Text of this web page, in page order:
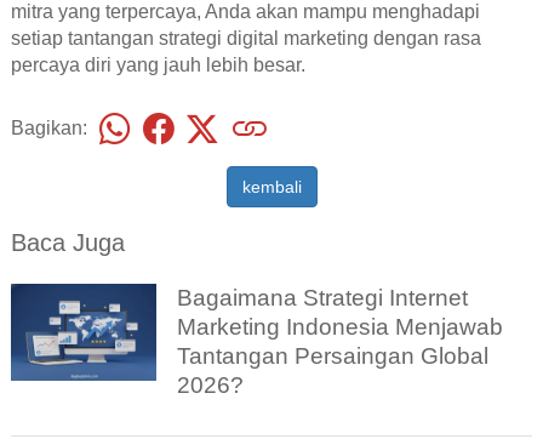
mitra yang terpercaya, Anda akan mampu menghadapi
setiap tantangan strategi digital marketing dengan rasa
percaya diri yang jauh lebih besar.
Bagikan:
kembali
Baca Juga
Bagaimana Strategi Internet
Marketing Indonesia Menjawab
Tantangan Persaingan Global
2026?